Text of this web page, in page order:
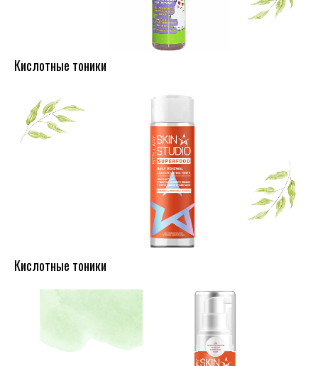
Кислотные тоники
Кислотные тоники